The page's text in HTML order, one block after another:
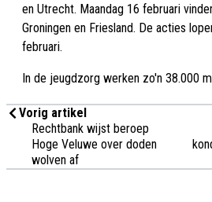
en Utrecht. Maandag 16 februari
Groningen en Friesland. De acties
februari.
In de jeugdzorg werken zo'n 38.000
Vorig artikel
Rechtbank wijst beroep
Hoge Veluwe over doden
wolven af